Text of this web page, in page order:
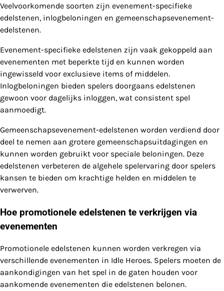
Veelvoorkomende soorten zijn evenement-specifieke
edelstenen, inlogbeloningen en gemeenschapsevenement-
edelstenen.
Evenement-specifieke edelstenen zijn vaak gekoppeld aan
evenementen met beperkte tijd en kunnen worden
ingewisseld voor exclusieve items of middelen.
Inlogbeloningen bieden spelers doorgaans edelstenen
gewoon voor dagelijks inloggen, wat consistent spel
aanmoedigt.
Gemeenschapsevenement-edelstenen worden verdiend door
deel te nemen aan grotere gemeenschapsuitdagingen en
kunnen worden gebruikt voor speciale beloningen. Deze
edelstenen verbeteren de algehele spelervaring door spelers
kansen te bieden om krachtige helden en middelen te
verwerven.
Hoe promotionele edelstenen te verkrijgen via
evenementen
Promotionele edelstenen kunnen worden verkregen via
verschillende evenementen in Idle Heroes. Spelers moeten de
aankondigingen van het spel in de gaten houden voor
aankomende evenementen die edelstenen belonen.